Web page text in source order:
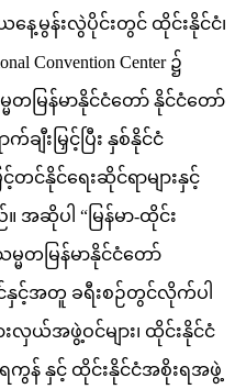
ယနေ့မွန်းလွဲပိုင်းတွင် ထိုင်းနိုင်ငံ၊
Convention Center ၌
တမြန်မာနိုင်ငံတော် နိုင်ငံတော်
ျီးမြှင့်ပြီး နှစ်နိုင်ငံ
င်နိုင်ရေးဆိုင်ရာများနှင့်
အဆိုပါ “မြန်မာ-ထိုင်း
မတမြန်မာနိုင်ငံတော်
နှင့်အတူ ခရီးစဉ်တွင်လိုက်ပါ
ယ်အဖွဲ့ဝင်များ၊ ထိုင်းနိုင်ငံ
ရကွန် နှင့် ထိုင်းနိုင်ငံအစိုးရအဖွဲ့